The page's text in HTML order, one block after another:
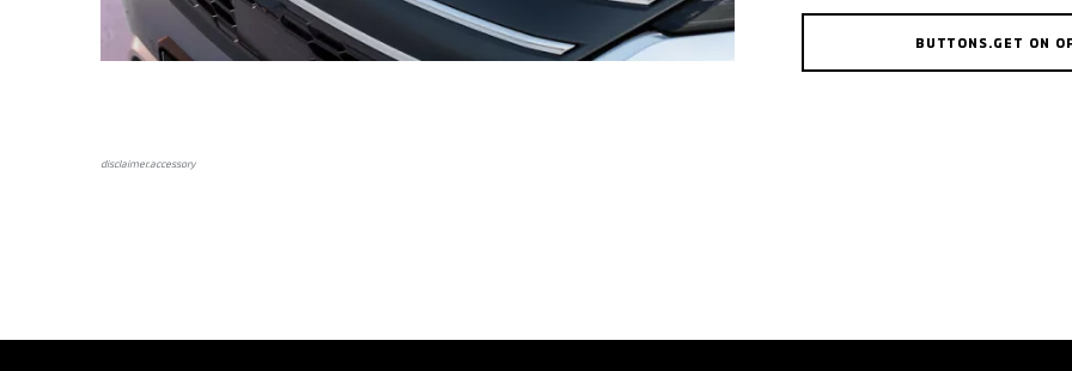
BUTTONS.GET ON
disclaimer.аccessory